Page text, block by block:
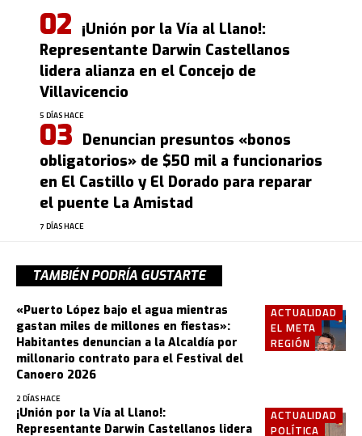
¡Unión por la Vía al Llano!:
Representante Darwin Castellanos
lidera alianza en el Concejo de
Villavicencio
5 DÍAS HACE
Denuncian presuntos «bonos
obligatorios» de $50 mil a funcionarios
en El Castillo y El Dorado para reparar
el puente La Amistad
7 DÍAS HACE
TAMBIÉN PODRÍA GUSTARTE
ACTUALIDAD
EL META
REGIÓN
«Puerto López bajo el agua mientras
gastan miles de millones en fiestas»:
Habitantes denuncian a la Alcaldía por
millonario contrato para el Festival del
Canoero 2026
2 DÍAS HACE
ACTUALIDAD
POLÍTICA
¡Unión por la Vía al Llano!:
Representante Darwin Castellanos lidera